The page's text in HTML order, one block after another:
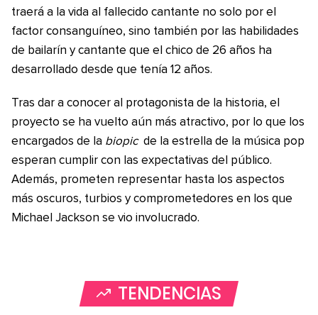
traerá a la vida al fallecido cantante no solo por el
factor consanguíneo, sino también por las habilidades
de bailarín y cantante que el chico de 26 años ha
desarrollado desde que tenía 12 años.
Tras dar a conocer al protagonista de la historia, el
proyecto se ha vuelto aún más atractivo, por lo que los
encargados de la biopic de la estrella de la música pop
esperan cumplir con las expectativas del público.
Además, prometen representar hasta los aspectos
más oscuros, turbios y comprometedores en los que
Michael Jackson se vio involucrado.
TENDENCIAS